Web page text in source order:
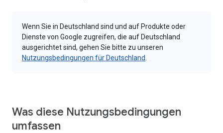
Wenn Sie in Deutschland sind und auf Produkte oder
Dienste von Google zugreifen, die auf Deutschland
ausgerichtet sind, gehen Sie bitte zu unseren
Nutzungsbedingungen für Deutschland
Was diese Nutzungsbedingungen
umfassen